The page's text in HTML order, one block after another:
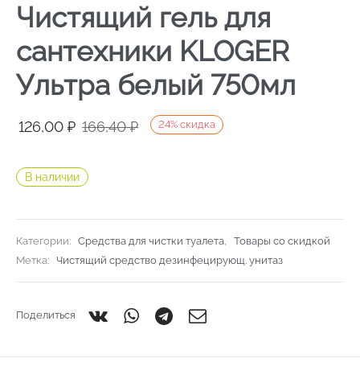
Чистящий гель для
сантехники KLOGER
Ультра белый 750мл
24% скидка
166,40₽
Первоначальная
составляла
126,00 ₽
Текущая
126,00 ₽.
В наличии
Категории: Средства для чистки туалета,
Товары со скидкой
Метка:
Чистящий средство дезинфецирующ. унитаз
Поделиться